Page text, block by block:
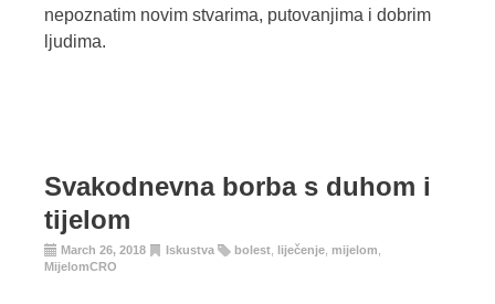
nepoznatim novim stvarima, putovanjima i dobrim
ljudima.
Svakodnevna borba s duhom i
tijelom
March 26, 2018 Iskustva bolest liječenje mijelom
MijelomCRO